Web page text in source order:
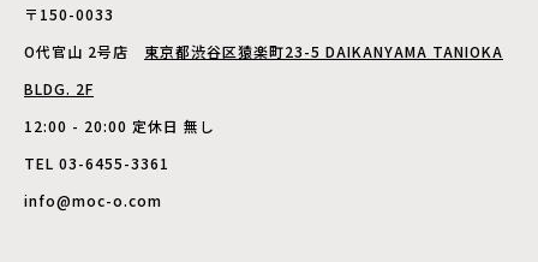
〒150-0033
O代官山 2号店 東京都渋谷区猿楽町23-5 DAIKANYAMA TANIOKA
BLDG. 2F
12:00 - 20:00 定休日 無し
TEL 03-6455-3361
info@moc-o.com